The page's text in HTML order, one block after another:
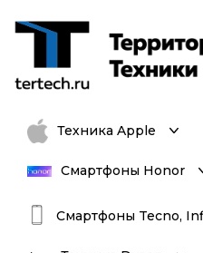
Техника Apple
Смартфоны Honor
Смартфоны Tecno,